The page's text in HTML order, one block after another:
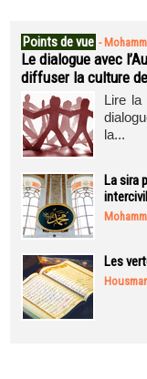
Points de vue -
Le dialogue avec
diffuser la culture
Lire la
la...
La sira
Les